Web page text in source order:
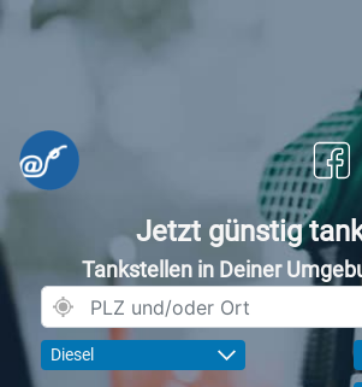
Jetzt günstig
Tankstellen in Deiner
Diesel